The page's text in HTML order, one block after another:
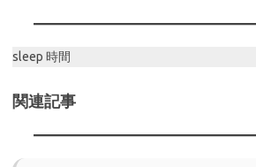
sleep 時間
関連記事